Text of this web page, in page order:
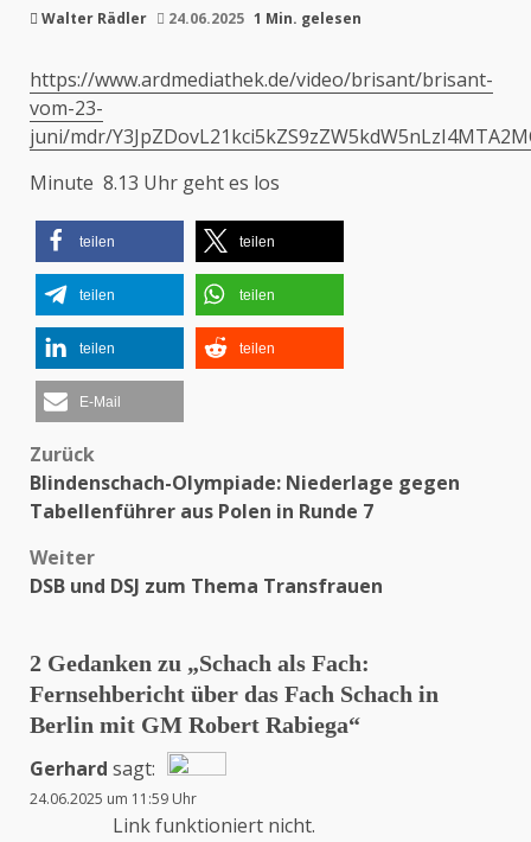
Walter Rädler 24.06.2025 1 Min. gelesen
https://www.ardmediathek.de/video/brisant/brisant-
vom-23-
juni/mdr/
Minute 8.13 Uhr geht es los
teilen teilen
teilen teilen
teilen teilen
E-Mail
Beitragsnavigation
Zurück
Blindenschach-Olympiade: Niederlage gegen
Tabellenführer aus Polen in Runde 7
Weiter
DSB und DSJ zum Thema Transfrauen
2 Gedanken zu „Schach als Fach:
Fernsehbericht über das Fach Schach in
Berlin mit GM Robert Rabiega“
Gerhard sagt:
Das „Echte-Person“-Abzeichen!
24.06.2025 um 11:59 Uhr
Link funktioniert nicht.